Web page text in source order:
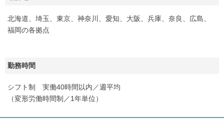
北海道、埼玉、東京、神奈川、愛知、大阪、兵庫、奈良、広島、
福岡の各拠点
勤務時間
シフト制 実働40時間以内／週平均
（変形労働時間制／1年単位）